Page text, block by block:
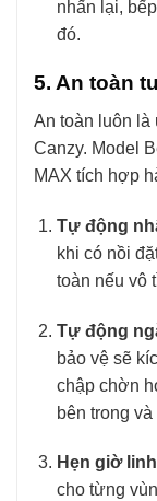
nhấn lại,
đó.
5. An toàn
An toàn luôn
Canzy. Model
MAX tích hợp
Tự động
khi có nồi
toàn nếu vô
Tự động
bảo vệ sẽ
chập chờn
bên trong
Hẹn giờ
cho từng